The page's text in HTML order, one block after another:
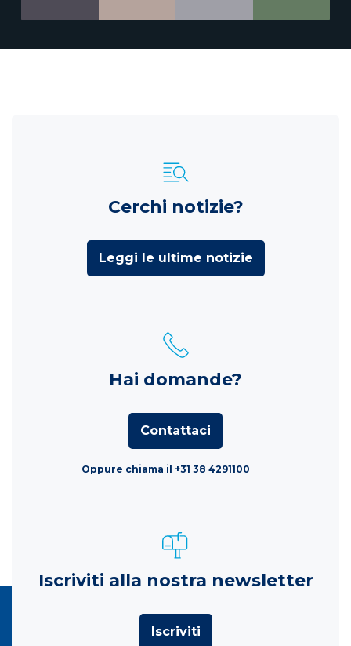
Cerchi notizie?
Leggi le ultime notizie
Hai domande?
Contattaci
Oppure chiama il +31 38 4291100
Iscriviti alla nostra newsletter
Iscriviti